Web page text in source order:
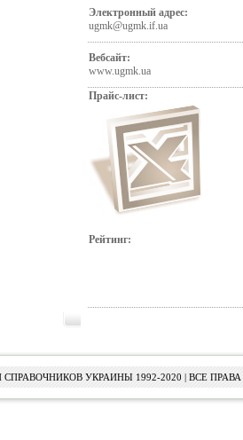
Электронный адрес:
ugmk@ugmk.if.ua
Вебсайт:
www.ugmk.ua
Прайс-лист:
Рейтинг:
УКРАИНЫ 1992-2020 | ВСЕ